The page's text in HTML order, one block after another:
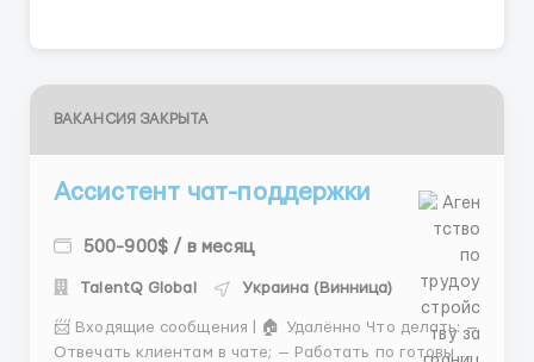
ВАКАНСИЯ ЗАКРЫТА
Ассистент чат-поддержки
500-900$ / в месяц
TalentQ Global Украина (Винница)
📨 Входящие сообщения | 🏠 Удалённо Что делать: —
Отвечать клиентам в чате; — Работать по готовым